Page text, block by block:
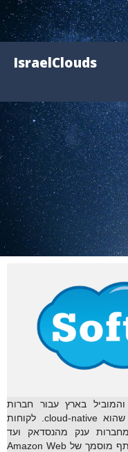
IsraelClouds
בארץ עבור חברות
טכנולוגיה בעלות חזון הכולל מוצר SaaS שהוא cloud-native. לקוחות
ענק מהנסדאק ועד
סטארטאפים מבוססים. סופטימייז הינה שותף מוסמך של Amazon Web